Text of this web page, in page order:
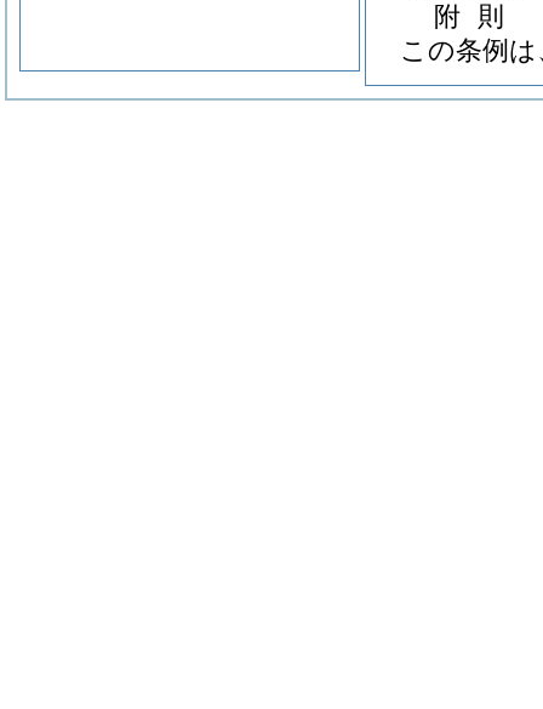
附 則
この条例